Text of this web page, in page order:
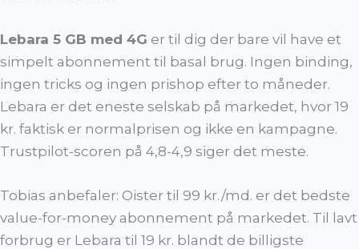
Lebara 5 GB med 4G er til dig der bare vil have et
simpelt abonnement til basal brug. Ingen binding,
ingen tricks og ingen prishop efter to måneder.
Lebara er det eneste selskab på markedet, hvor 19
kr. faktisk er normalprisen og ikke en kampagne.
Trustpilot-scoren på 4,8-4,9 siger det meste.
Tobias anbefaler: Oister til 99 kr./md. er det bedste
value-for-money abonnement på markedet. Til lavt
forbrug er Lebara til 19 kr. blandt de billigste